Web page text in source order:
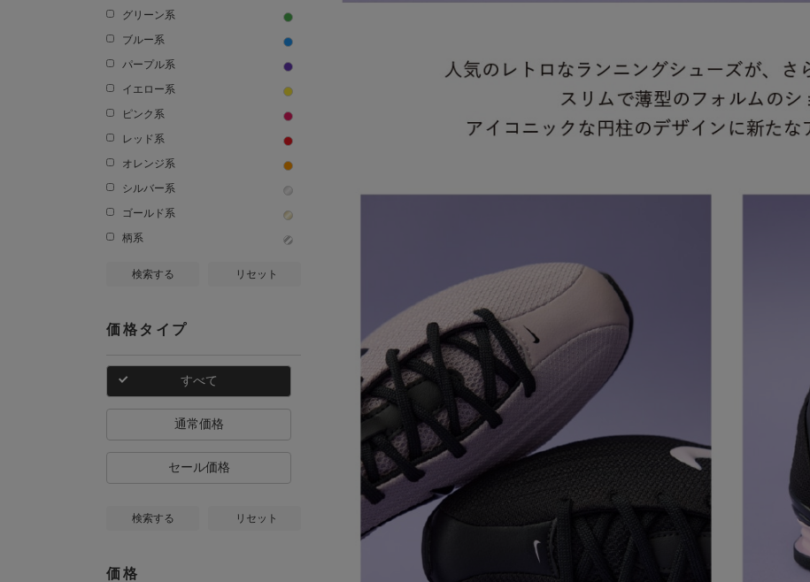
グリーン系
ブルー系
パープル系
イエロー系
ピンク系
レッド系
オレンジ系
シルバー系
ゴールド系
柄系
検索する リセット
価格タイプ
すべて
通常価格
セール価格
検索する リセット
価格